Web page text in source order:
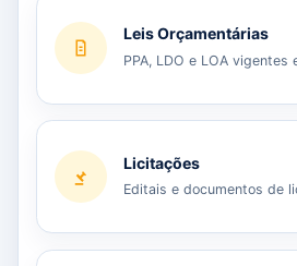
Leis Orçamentárias
PPA, LDO e LOA vigentes
Licitações
Editais e documentos de